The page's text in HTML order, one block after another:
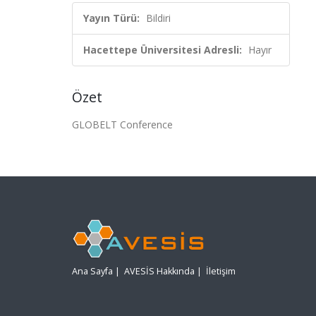
Yayın Türü: Bildiri
Hacettepe Üniversitesi Adresli: Hayır
Özet
GLOBELT Conference
Ana Sayfa | AVESİS Hakkında | İletişim